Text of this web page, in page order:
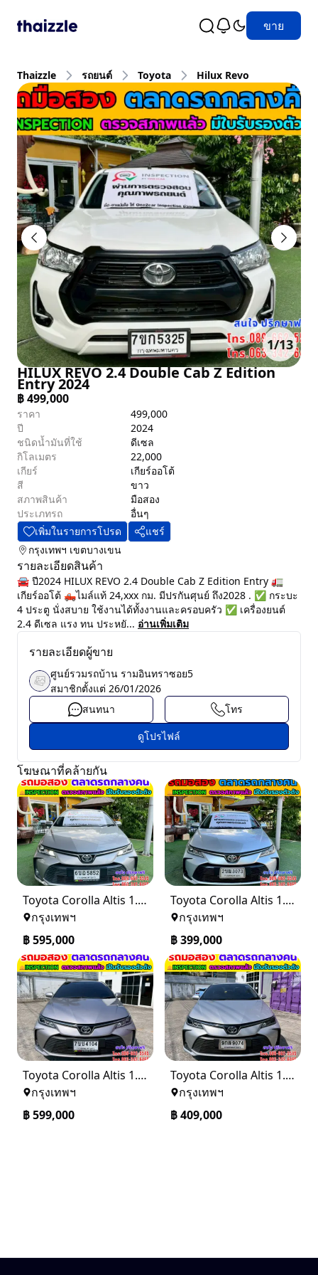
ขาย
Thaizzle รถยนต์ Toyota Hilux Revo
1/13
HILUX REVO 2.4 Double Cab Z Edition
Entry 2024
฿499,000
ราคา
499,000
ปี
2024
ชนิดน้ำมันที่ใช้
ดีเซล
กิโลเมตร
22,000
เกียร์
เกียร์ออโต้
สี
ขาว
สภาพสินค้า
มือสอง
ประเภทรถ
อื่นๆ
เพิ่มในรายการโปรด
แชร์
กรุงเทพฯ เขตบางเขน
รายละเอียดสินค้า
🚘 ปี2024 HILUX REVO 2.4 Double Cab Z Edition Entry 🚛
เกียร์ออโต้ 🛻ไมล์แท้ 24,xxx กม. มีปรกันศุนย์ ถึง2028 . ✅ กระบะ
4 ประตู นั่งสบาย ใช้งานได้ทั้งงานและครอบครัว ✅ เครื่องยนต์
2.4 ดีเซล แรง ทน ประหยั... อ่านเพิ่มเติม
รายละเอียดผู้ขาย
ศูนย์รวมรถบ้าน รามอินทราซอย5
สมาชิกตั้งแต่ 26/01/2026
สนทนา
โทร
ดูโปรไฟล์
โฆษณาที่คล้ายกัน
Toyota Corolla Altis 1.6 G ปี 2025
กรุงเทพฯ
฿595,000
Toyota Corolla Altis 1.6 G ปี 2021
กรุงเทพฯ
฿399,000
Toyota Corolla Altis 1.6 G ปี 2024
กรุงเทพฯ
฿599,000
Toyota Corolla Altis 1.6 G ติดแก๊ส CNG ปี 2020
กรุงเทพฯ
฿409,000